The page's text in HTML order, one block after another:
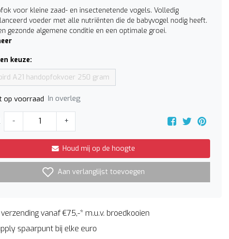
voor kleine zaad- en insectenetende vogels. Volledig
voeder met alle nutriënten die de babyvogel nodig heeft.
gezonde algemene conditie en een optimale groei.
keuze:
A21 handopfokvoer 250 gram
op voorraad In overleg
- +
Houd mij op de hoogte
Aan verlanglijst toevoegen
vanaf €75,-* m.u.v. broedkooien
spaarpunt bij elke euro